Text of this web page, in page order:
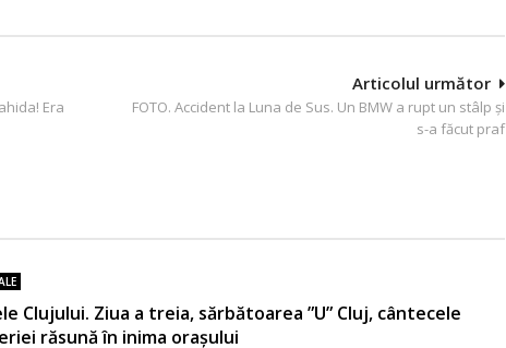
Articolul următor
FOTO. Accident la Luna de Sus. Un BMW a rupt un stâlp şi
s-a făcut praf
Era
Clujului. Ziua a treia, sărbătoarea ”U” Cluj, cântecele
răsună în inima orașului